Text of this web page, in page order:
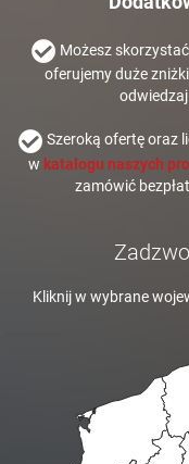
Możesz
oferujemy duże
Szeroką ofertę oraz
w katalogu naszych
zamówić
Kliknij w wybrane